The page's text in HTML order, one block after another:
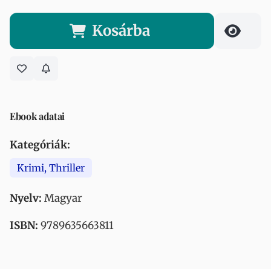
Kosárba
Ebook adatai
Kategóriák:
Krimi, Thriller
Nyelv: Magyar
ISBN: 9789635663811